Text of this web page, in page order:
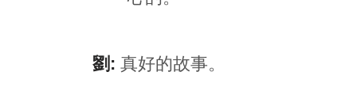
劉: 真好的故事。